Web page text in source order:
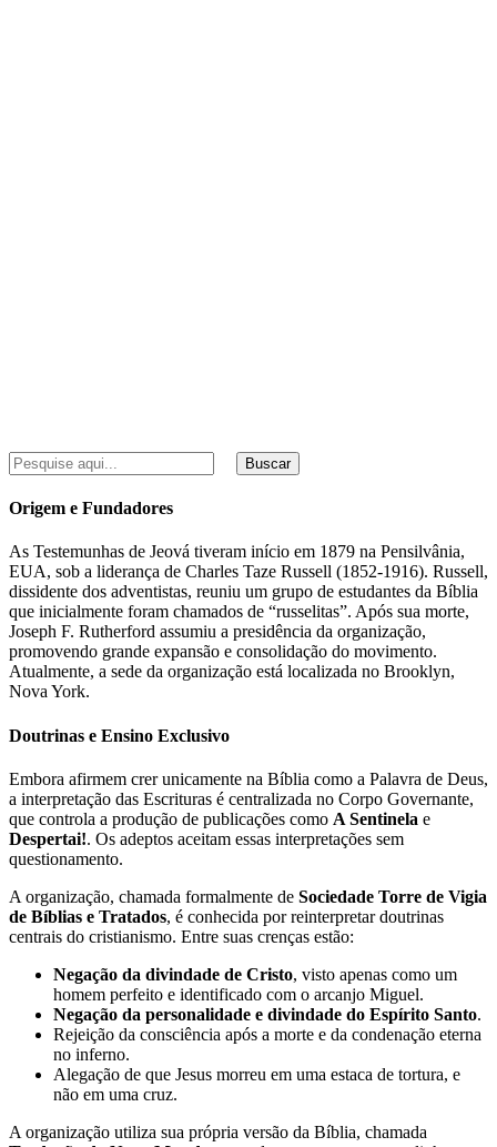
Buscar
Origem e Fundadores
As Testemunhas de Jeová tiveram início em 1879 na Pensilvânia,
EUA, sob a liderança de Charles Taze Russell (1852-1916). Russell,
dissidente dos adventistas, reuniu um grupo de estudantes da Bíblia
que inicialmente foram chamados de “russelitas”. Após sua morte,
Joseph F. Rutherford assumiu a presidência da organização,
promovendo grande expansão e consolidação do movimento.
Atualmente, a sede da organização está localizada no Brooklyn,
Nova York.
Doutrinas e Ensino Exclusivo
Embora afirmem crer unicamente na Bíblia como a Palavra de Deus,
a interpretação das Escrituras é centralizada no Corpo Governante,
que controla a produção de publicações como A Sentinela e
Despertai!. Os adeptos aceitam essas interpretações sem
questionamento.
A organização, chamada formalmente de Sociedade Torre de Vigia
de Bíblias e Tratados, é conhecida por reinterpretar doutrinas
centrais do cristianismo. Entre suas crenças estão:
Negação da divindade de Cristo, visto apenas como um
homem perfeito e identificado com o arcanjo Miguel.
Negação da personalidade e divindade do Espírito Santo.
Rejeição da consciência após a morte e da condenação eterna
no inferno.
Alegação de que Jesus morreu em uma estaca de tortura, e
não em uma cruz.
A organização utiliza sua própria versão da Bíblia, chamada